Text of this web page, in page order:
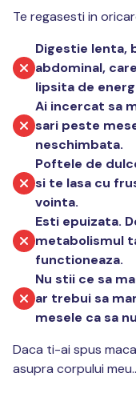
Te regasesti in
Digestie lenta,
abdominal,
lipsita de
Ai incercat sa
sari peste
neschimbata.
Poftele de
si te lasa cu
vointa.
Esti epuizata.
metabolismul
functioneaza.
Nu stii ce sa
ar trebui sa
mesele ca sa
Daca ti-ai spus
asupra corpului